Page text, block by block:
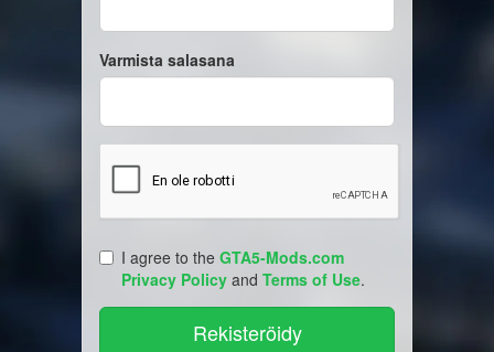
Varmista salasana
I agree to the GTA5-Mods.com
Privacy Policy and Terms of Use.